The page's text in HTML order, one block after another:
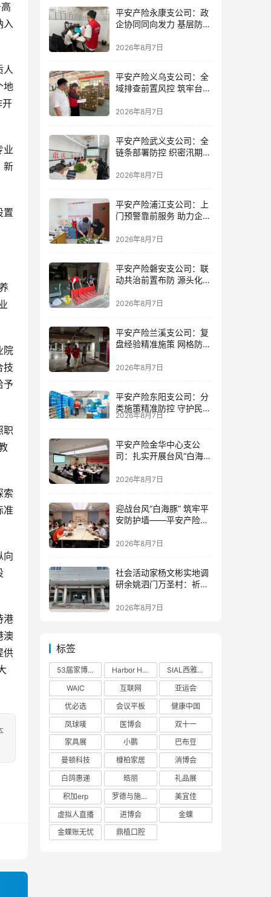
入
人
地
开
业
新
置
院
技
予
职
索
准
向
港
澳
供
平安产险永康支公司：政
企协同同向发力 基层防控
2026年8月7日
平安产险义乌支公司：全
域排查前置风控 筑牢台风
2026年8月7日
平安产险武义支公司：全
链条部署防控 织密汛期安
2026年8月7日
平安产险浦江支公司：上
门预警靠前服务 助力企业
2026年8月7日
平安产险磐安支公司：联
动共治前置布防 源头化解
2026年8月7日
平安产险兰溪支公司：复
盘经验精准施策 网格防控
2026年8月7日
平安产险东阳支公司：分
类施策精准防控 守护民生
民企安全
2026年8月7日
平安产险金华中心支公
司：扎实开展台风“白海
2026年8月7日
迎战台风“白海豚” 筑牢平
安防护墙——平安产险金
风防御工作
2026年8月7日
社会活动家杨文彬实地调
研余姚泗门万圣村：祈盼
真正有获得感
2026年8月7日
标签
53届家博会 Harbor House
SIAL西雅展
WAIC
互联网
亚运会
优必选
会议平板
健康中国
凤球唛
医博会
双十一
家具展
小鹏
巴布豆
曼顿科技
槺柏家居
消博会
白鸽惠递
皓丽
礼品展
积加erp
罗德与施瓦茨
美宜佳
虚拟人直播
进博会
金蝶
金蝶账无忧
鼎植口腔